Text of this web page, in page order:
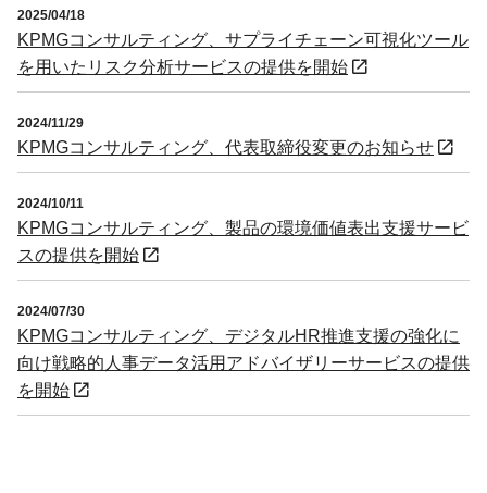
2025/04/18
KPMGコンサルティング、サプライチェーン可視化ツール
を用いたリスク分析サービスの提供を開始
2024/11/29
KPMGコンサルティング、代表取締役変更のお知らせ
2024/10/11
KPMGコンサルティング、製品の環境価値表出支援サービ
スの提供を開始
2024/07/30
KPMGコンサルティング、デジタルHR推進支援の強化に
向け戦略的人事データ活用アドバイザリーサービスの提供
を開始